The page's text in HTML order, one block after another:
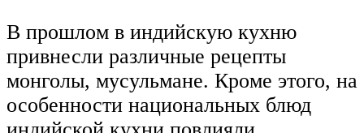
В прошлом в индийскую кухню
привнесли различные рецепты
монголы, мусульмане. Кроме этого, на
особенности национальных блюд